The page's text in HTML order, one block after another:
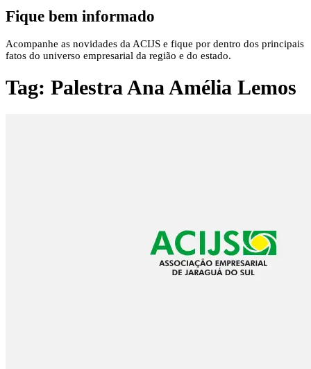
Fique bem informado
Acompanhe as novidades da ACIJS e fique por dentro dos principais
fatos do universo empresarial da região e do estado.
Tag: Palestra Ana Amélia Lemos